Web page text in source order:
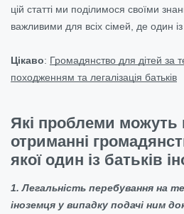
цій статті ми поділимося своїми
важливими для всіх сімей, де один із
Цікаво: Громадянство для дітей за
походженням та легалізація батьків
Які проблеми можуть
отриманні
якої один із батьків
1. Легальність перебування на
іноземця у випадку подачі ним